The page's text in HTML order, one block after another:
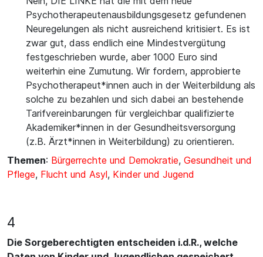
Psychotherapeutenausbildungsgesetz gefundenen
Neuregelungen als nicht ausreichend kritisiert. Es ist
zwar gut, dass endlich eine Mindestvergütung
festgeschrieben wurde, aber 1000 Euro sind
weiterhin eine Zumutung. Wir fordern, approbierte
Psychotherapeut*innen auch in der Weiterbildung als
solche zu bezahlen und sich dabei an bestehende
Tarifvereinbarungen für vergleichbar qualifizierte
Akademiker*innen in der Gesundheitsversorgung
(z.B. Ärzt*innen in Weiterbildung) zu orientieren.
Themen: Bürgerrechte und Demokratie, Gesundheit und
Pflege, Flucht und Asyl, Kinder und Jugend
4
Die Sorgeberechtigten entscheiden i.d.R., welche